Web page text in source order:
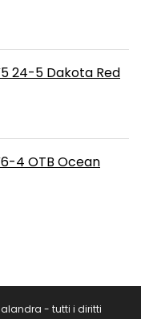
24-5 Dakota Red
4 OTB Ocean
- tutti i diritti